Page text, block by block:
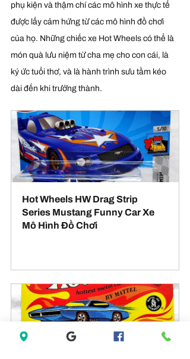
phụ kiện và thậm chí các mô hình xe thực tế
được lấy cảm hứng từ các mô hình đồ chơi
của họ. Những chiếc xe Hot Wheels có thể là
món quà lưu niệm từ cha mẹ cho con cái, là
ký ức tuổi thơ, và là hành trình sưu tầm kéo
dài đến khi trưởng thành.
Hot Wheels HW Drag Strip
Series Mustang Funny Car Xe
Mô Hình Đồ Chơi